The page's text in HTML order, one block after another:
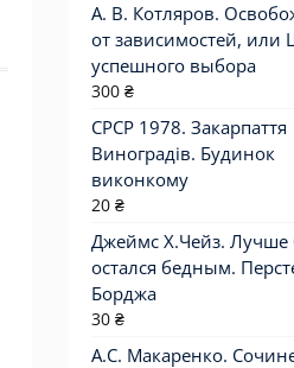
А. В. Котляров.
от зависимостей, или
успешного выбора
300 ₴
СРСР 1978. Закарпаття
Виноградів. Будинок
виконкому
20 ₴
Джеймс Х.Чейз. Лучше
остался бедным.
Борджа
30 ₴
А.С. Макаренко.